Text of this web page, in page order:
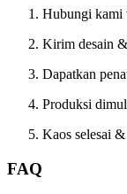
Hubungi kami
Kirim desain
Dapatkan
Produksi
Kaos selesai
FAQ